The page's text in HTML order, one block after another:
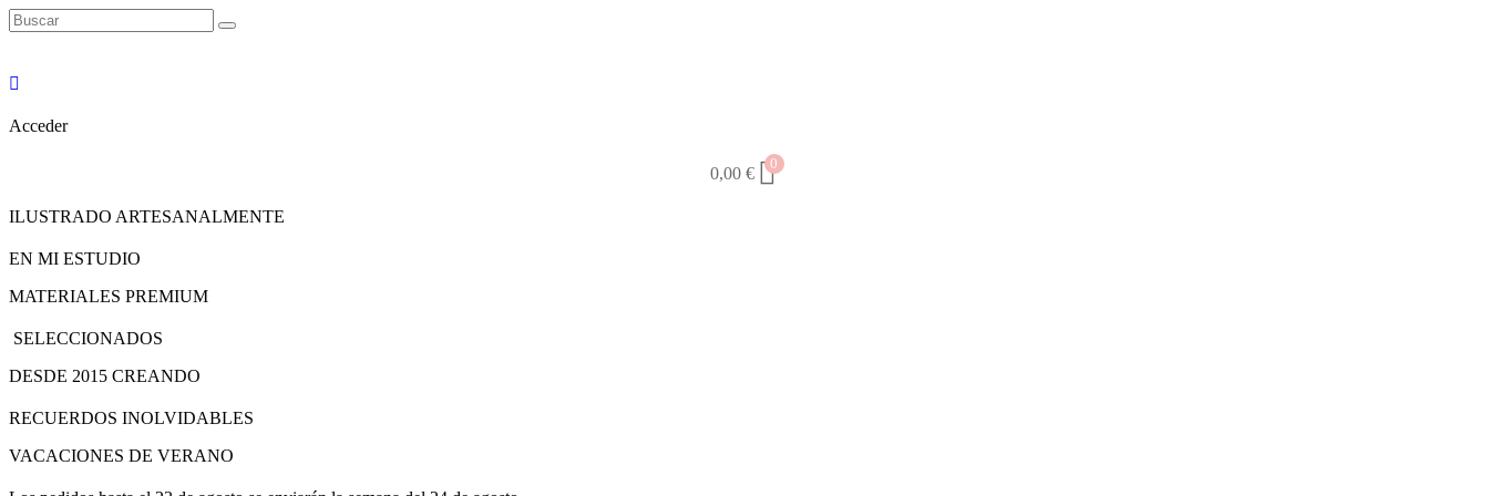
Acceder
0,00 €
0
ILUSTRADO ARTESANALMENTE
EN MI ESTUDIO
MATERIALES PREMIUM
SELECCIONADOS
DESDE 2015 CREANDO
RECUERDOS INOLVIDABLES
VACACIONES DE VERANO